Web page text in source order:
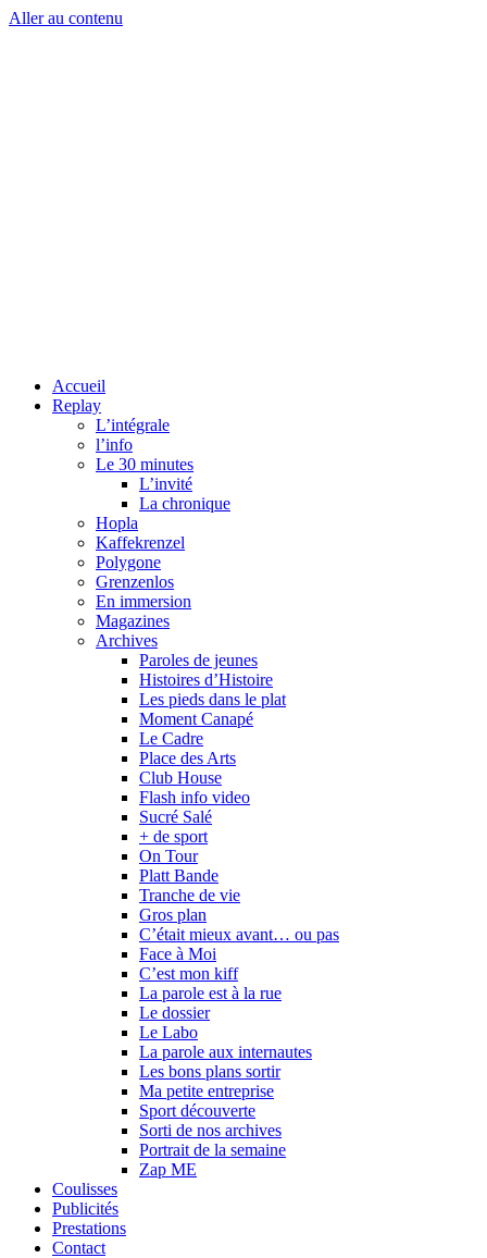
Aller au contenu
Accueil
Replay
L’intégrale
l’info
Le 30 minutes
L’invité
La chronique
Hopla
Kaffekrenzel
Polygone
Grenzenlos
En immersion
Magazines
Archives
Paroles de jeunes
Histoires d’Histoire
Les pieds dans le plat
Moment Canapé
Le Cadre
Place des Arts
Club House
Flash info video
Sucré Salé
+ de sport
On Tour
Platt Bande
Tranche de vie
Gros plan
C’était mieux avant… ou pas
Face à Moi
C’est mon kiff
La parole est à la rue
Le dossier
Le Labo
La parole aux internautes
Les bons plans sortir
Ma petite entreprise
Sport découverte
Sorti de nos archives
Portrait de la semaine
Zap ME
Coulisses
Publicités
Prestations
Contact